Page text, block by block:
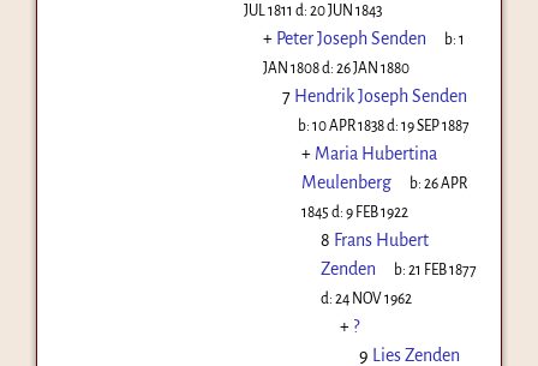
JUL 1811 d: 20 JUN 1843
+ Peter Joseph Senden b:1
JAN 1808d: 26 JAN 1880
7 Hendrik Joseph Senden
b:10 APR 1838d:19 SEP 1887
+ Maria Hubertina
Meulenberg
b:26 APR
1845 d: 9 FEB 1922
8 Frans Hubert
Zenden
b:21 FEB 1877
d: 24 NOV 1962
+ ?
9 Lies Zenden